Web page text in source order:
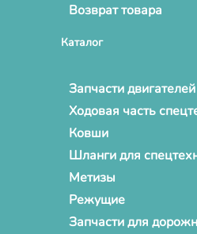
Возврат товара
Каталог
Запчасти
Ходовая часть
Ковши
Шланги для
Метизы
Режущие
Запчасти для